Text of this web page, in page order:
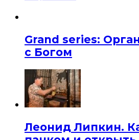
Grand series:
с Богом
Леонид Липкин.